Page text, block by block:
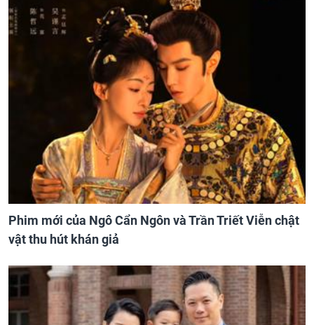
Phim mới của Ngô Cẩn Ngôn và Trần Triết Viễn chật
vật thu hút khán giả